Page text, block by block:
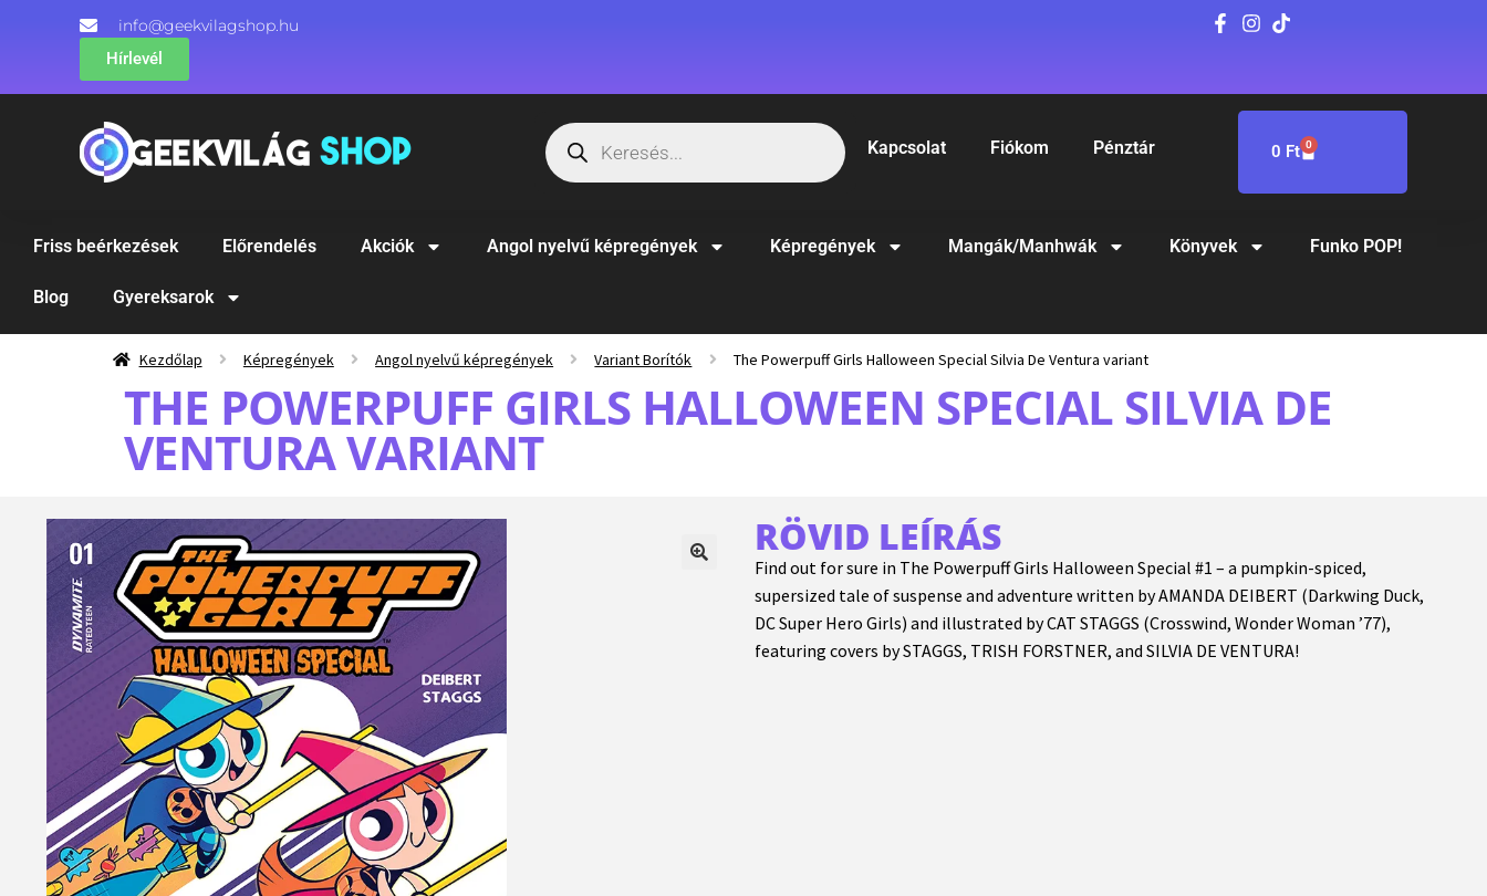
info@geekvilagshop.hu
Hírlevél
Kapcsolat Fiókom Pénztár 0 Ft 0
Friss beérkezések Előrendelés Akciók Angol nyelvű képregények Képregények Mangák/Manhwák Könyvek Funko POP!
Blog Gyereksarok
Kezdőlap Képregények Angol nyelvű képregények Variant Borítók The Powerpuff Girls Halloween Special Silvia De Ventura variant
THE POWERPUFF GIRLS HALLOWEEN SPECIAL SILVIA DE
VENTURA VARIANT
RÖVID LEÍRÁS
Find out for sure in The Powerpuff Girls Halloween Special #1 – a pumpkin-spiced,
supersized tale of suspense and adventure written by AMANDA DEIBERT (Darkwing Duck,
DC Super Hero Girls) and illustrated by CAT STAGGS (Crosswind, Wonder Woman ’77),
featuring covers by STAGGS, TRISH FORSTNER, and SILVIA DE VENTURA!